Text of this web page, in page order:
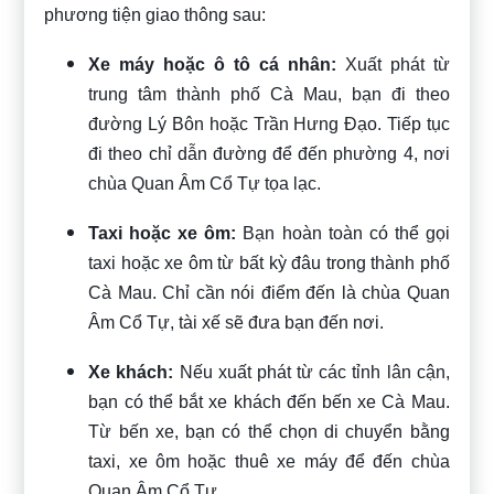
phương tiện giao thông sau:
Xe máy hoặc ô tô cá nhân: Xuất phát từ
trung tâm thành phố Cà Mau, bạn đi theo
đường Lý Bôn hoặc Trần Hưng Đạo. Tiếp tục
đi theo chỉ dẫn đường để đến phường 4, nơi
chùa Quan Âm Cổ Tự tọa lạc.
Taxi hoặc xe ôm: Bạn hoàn toàn có thể gọi
taxi hoặc xe ôm từ bất kỳ đâu trong thành phố
Cà Mau. Chỉ cần nói điểm đến là chùa Quan
Âm Cổ Tự, tài xế sẽ đưa bạn đến nơi.
Xe khách: Nếu xuất phát từ các tỉnh lân cận,
bạn có thể bắt xe khách đến bến xe Cà Mau.
Từ bến xe, bạn có thể chọn di chuyển bằng
taxi, xe ôm hoặc thuê xe máy để đến chùa